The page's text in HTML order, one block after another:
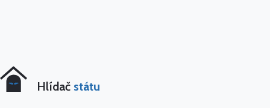
Hlídač státu